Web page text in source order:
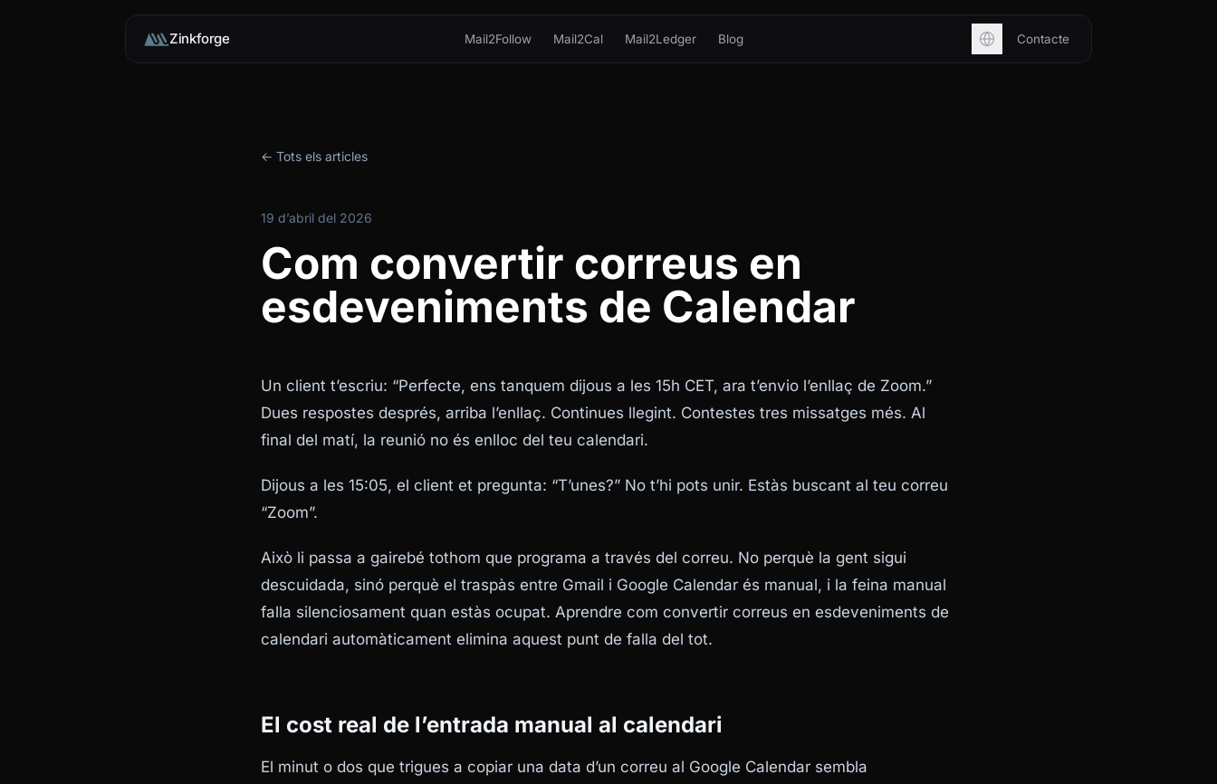
Zinkforge Mail2Follow Mail2Cal Mail2Ledger Blog Contacte
← Tots els articles
19 d’abril del 2026
Com convertir correus en
esdeveniments de Calendar
Un client t’escriu: “Perfecte, ens tanquem dijous a les 15h CET, ara t’envio l’enllaç de Zoom.”
Dues respostes després, arriba l’enllaç. Continues llegint. Contestes tres missatges més. Al
final del matí, la reunió no és enlloc del teu calendari.
Dijous a les 15:05, el client et pregunta: “T’unes?” No t’hi pots unir. Estàs buscant al teu correu
“Zoom”.
Això li passa a gairebé tothom que programa a través del correu. No perquè la gent sigui
descuidada, sinó perquè el traspàs entre Gmail i Google Calendar és manual, i la feina manual
falla silenciosament quan estàs ocupat. Aprendre com convertir correus en esdeveniments de
calendari automàticament elimina aquest punt de falla del tot.
El cost real de l’entrada manual al calendari
El minut o dos que trigues a copiar una data d’un correu al Google Calendar sembla